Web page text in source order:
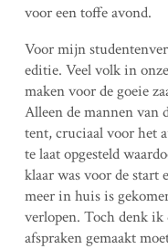
voor een toffe avond.
Voor mijn
editie. Veel volk in
maken voor de goeie
Alleen de mannen van
tent, cruciaal voor het
te laat opgesteld
klaar was voor de start
meer in huis is
verlopen. Toch denk ik
afspraken gemaakt